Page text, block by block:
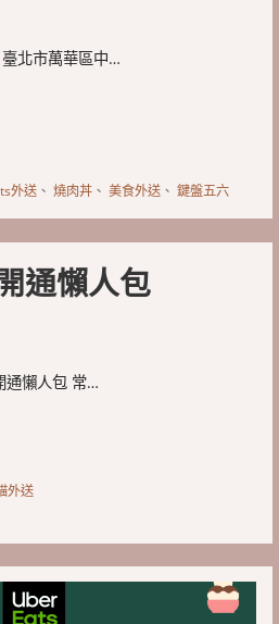
北市萬華區中…
外送、 燒肉丼、 美食外送、 鍵盤五六
通懶人包
通懶人包 常…
外送